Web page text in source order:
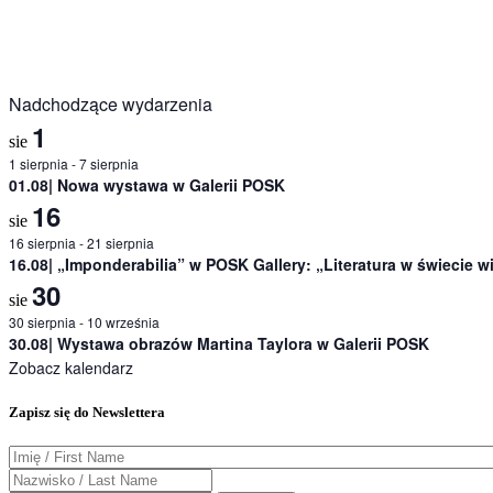
Nadchodzące wydarzenia
sie 1
1 sierpnia -7 sierpnia
01.08| Nowa wystawa w Galerii POSK
sie 16
16 sierpnia -21 sierpnia
16.08| „Imponderabilia” w POSK Gallery: „Literatura w świecie
sie 30
30 sierpnia - 10 września
30.08| Wystawa obrazów Martina Taylora w Galerii POSK
Zobacz kalendarz
Zapisz się do Newslettera